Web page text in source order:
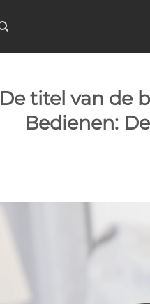
De titel van de
Bedienen: